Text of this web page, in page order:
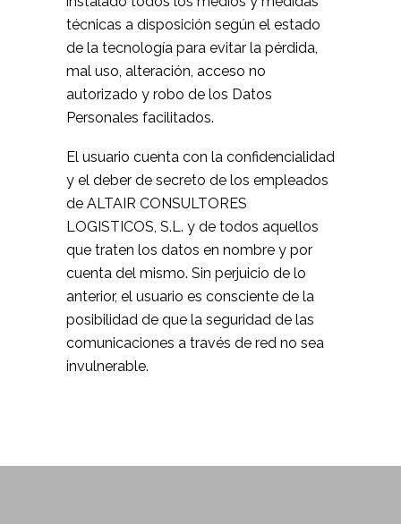
técnicas a disposición según el estado
de la tecnología para evitar la pérdida,
mal uso, alteración, acceso no
autorizado y robo de los Datos
Personales facilitados.
El usuario cuenta con la confidencialidad
y el deber de secreto de los empleados
de ALTAIR CONSULTORES
LOGISTICOS, S.L. y de todos aquellos
que traten los datos en nombre y por
cuenta del mismo. Sin perjuicio de lo
anterior, el usuario es consciente de la
posibilidad de que la seguridad de las
comunicaciones a través de red no sea
invulnerable.